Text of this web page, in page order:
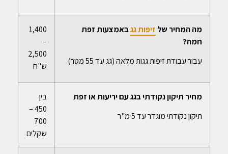
מה המחיר של זיפות גגבאמצעות זפת
חמה?
עבור עבודת זיפות גגות מלאה (גג עד 55 מטר)
1,400
–
2,500
ש"ח
מחיר תיקון נקודתי בגג עם יריעות או זפת
תיקון נקודתי מוגדר עד 5 מ"ר
בין
450 –
700
שקלים